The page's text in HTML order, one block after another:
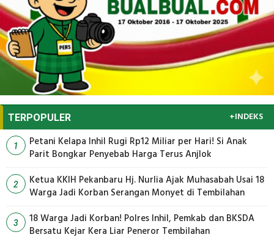
TERPOPULER +INDEKS
1
Petani Kelapa Inhil Rugi Rp12 Miliar per Hari! Si Anak
Parit Bongkar Penyebab Harga Terus Anjlok
2
Ketua KKIH Pekanbaru Hj. Nurlia Ajak Muhasabah Usai 18
Warga Jadi Korban Serangan Monyet di Tembilahan
3
18 Warga Jadi Korban! Polres Inhil, Pemkab dan BKSDA
Bersatu Kejar Kera Liar Peneror Tembilahan